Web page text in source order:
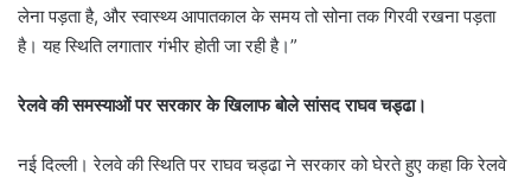
लेना पड़ता है, और स्वास्थ्य आपातकाल के समय तो सोना तक गिरवी रखना पड़ता
है। यह स्थिति लगातार गंभीर होती जा रही है।”
रेलवे की समस्याओं पर सरकार के खिलाफ बोले सांसद राघव चड्ढा।
नई दिल्ली। रेलवे की स्थिति पर राघव चड्ढा ने सरकार को घेरते हुए कहा कि रेलवे